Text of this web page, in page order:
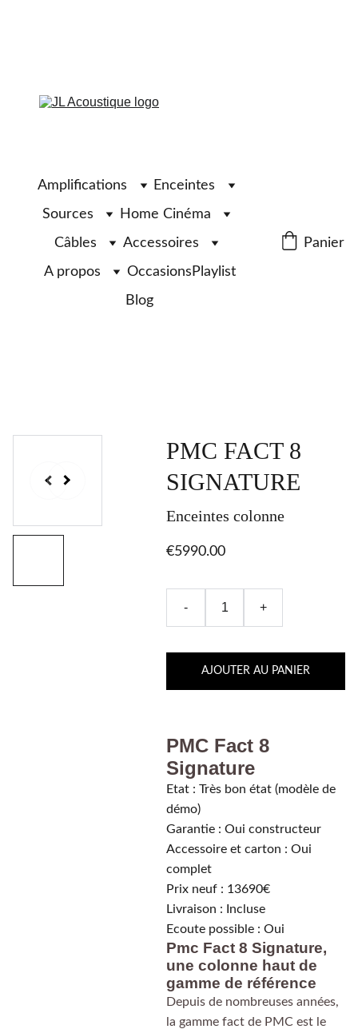
Amplifications
Enceintes
Sources
Home Cinéma
Câbles
Accessoires
A propos
Occasions Playlist
Blog
Panier
PMC FACT 8
SIGNATURE
Enceintes colonne
€5990.00
- +
AJOUTER AU PANIER
PMC Fact 8
Signature
Etat : Très bon état (modèle de
démo)
Garantie : Oui constructeur
Accessoire et carton : Oui
complet
Prix neuf : 13690€
Livraison : Incluse
Ecoute possible : Oui
Pmc Fact 8 Signature,
une colonne haut de
gamme de référence
Depuis de nombreuses années,
la gamme fact de PMC est le